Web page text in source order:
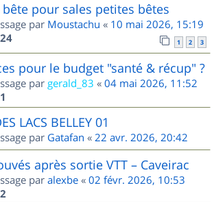
pour sales petites bêtes
par Moustachu « 10 mai 2026, 15:19
24 1 2 3
pour le budget "santé & récup" ?
par gerald_83 « 04 mai 2026, 11:52
1
LACS BELLEY 01
par Gatafan « 22 avr. 2026, 20:42
après sortie VTT – Caveirac
par alexbe « 02 févr. 2026, 10:53
2